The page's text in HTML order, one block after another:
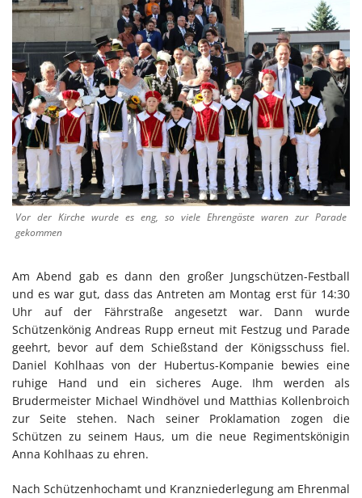
Vor der Kirche wurde es eng, so viele Ehrengäste waren zur Parade
gekommen
Am Abend gab es dann den großer Jungschützen-Festball
und es war gut, dass das Antreten am Montag erst für 14:30
Uhr auf der Fährstraße angesetzt war. Dann wurde
Schützenkönig Andreas Rupp erneut mit Festzug und Parade
geehrt, bevor auf dem Schießstand der Königsschuss fiel.
Daniel Kohlhaas von der Hubertus-Kompanie bewies eine
ruhige Hand und ein sicheres Auge. Ihm werden als
Brudermeister Michael Windhövel und Matthias Kollenbroich
zur Seite stehen. Nach seiner Proklamation zogen die
Schützen zu seinem Haus, um die neue Regimentskönigin
Anna Kohlhaas zu ehren.
Nach Schützenhochamt und Kranzniederlegung am Ehrenmal